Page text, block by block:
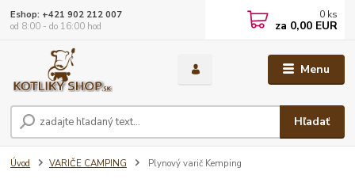
Menu
Hľadať
Eshop: +421 902 212 007
od 8:00 - do 16:00 hod
0 ks
za 0,00 EUR
Úvod VARIČE CAMPING Plynový varič Kemping